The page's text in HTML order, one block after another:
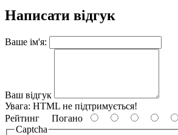
Написати відгук
Ваше ім'я:
Ваш відгук
Увага: HTML не підтримується!
Рейтинг Погано
Captcha